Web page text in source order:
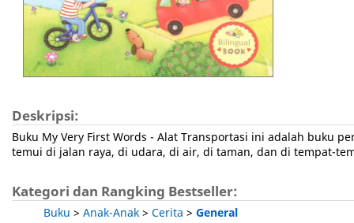
Deskripsi:
Buku My Very First Words - Alat Transportasi ini adalah buku
temui di jalan raya, di udara, di air, di taman, dan di tempat-
Kategori dan Rangking Bestseller:
Buku > Anak-Anak > Cerita > General